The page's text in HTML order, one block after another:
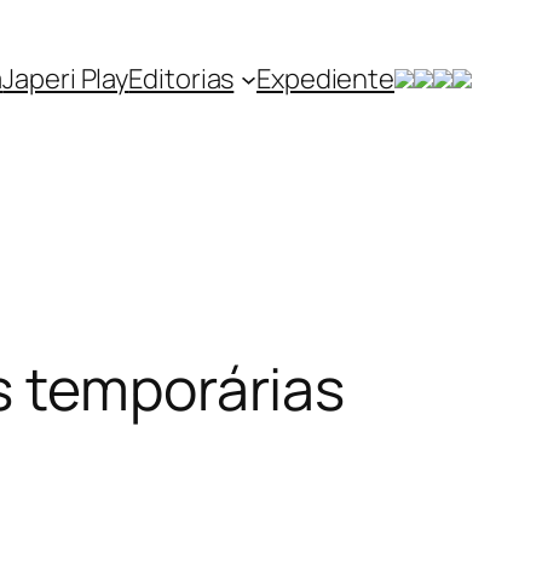
Japeri PlayEditorias Expediente
temporárias